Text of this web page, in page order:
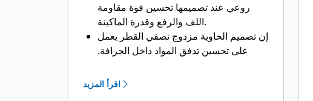
روعي عند تصميمها تحسين قوة مقاومة
اللف والرفع وقدرة الماكينة.
إن تصميم الحاوية مزدوج نصفي القطر يعمل
على تحسين تدفق المواد داخل الجرافة.
الجزء السفلي من الجرافة، الأمر الذي يقلل
اقرأ المزيد